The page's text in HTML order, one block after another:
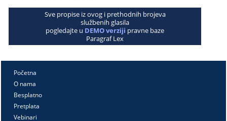
Sve propise iz ovog i prethodnih brojeva
službenih glasila
pogledajte u DEMO verziji pravne baze
Paragraf Lex
Početna
O nama
Besplatno
Pretplata
Vebinari